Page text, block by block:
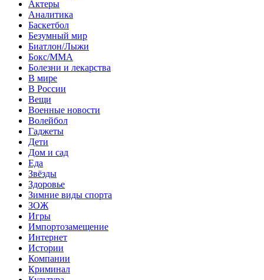
Актеры
Аналитика
Баскетбол
Безумный мир
Биатлон/Лыжи
Бокс/MMA
Болезни и лекарства
В мире
В России
Вещи
Военные новости
Волейбол
Гаджеты
Дети
Дом и сад
Еда
Звёзды
Здоровье
Зимние виды спорта
ЗОЖ
Игры
Импортозамещение
Интернет
Истории
Компании
Криминал